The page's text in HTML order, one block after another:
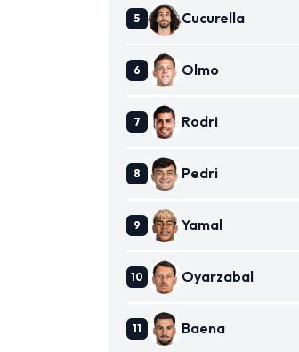
Cucurella
Olmo
Rodri
Pedri
Yamal
Oyarzabal
Baena